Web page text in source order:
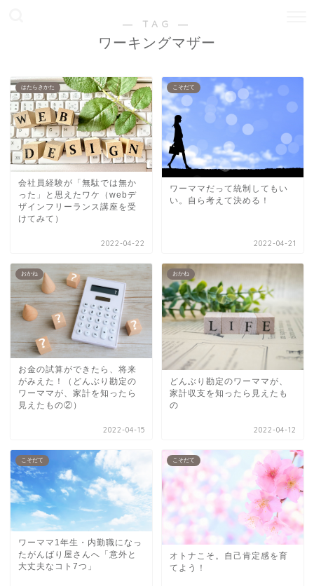
― TAG ―
ワーキングマザー
はたらきかた
会社員経験が「無駄では無か
った」と思えたワケ（webデ
ザインフリーランス講座を受
けてみて）
2022-04-22
こそだて
ワーママだって統制してもい
い。自ら考えて決める！
2022-04-21
おかね
お金の試算ができたら、将来
がみえた！（どんぶり勘定の
ワーママが、家計を知ったら
見えたもの②）
2022-04-15
おかね
どんぶり勘定のワーママが、
家計収支を知ったら見えたも
の
2022-04-12
こそだて
ワーママ1年生・内勤職になっ
たがんばり屋さんへ「意外と
大丈夫なコト7つ」
こそだて
オトナこそ。自己肯定感を育
てよう！